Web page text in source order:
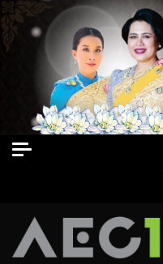
Skip
to